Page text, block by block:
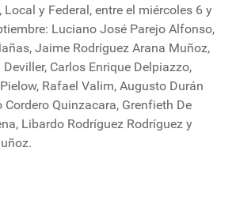
y Federal, entre el miércoles 6 y
Luciano José Parejo Alfonso,
Jaime Rodríguez Arana Muñoz,
Carlos Enrique Delpiazzo,
Rafael Valim, Augusto Durán
Cordero Quinzacara, Grenfieth De
Libardo Rodríguez Rodríguez y